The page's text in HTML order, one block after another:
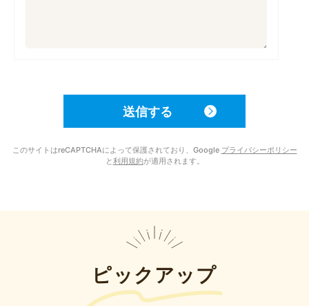
このサイトはreCAPTCHAによって保護されており、Google プライバシーポリシー
と利用規約が適用されます。
ピックアップ